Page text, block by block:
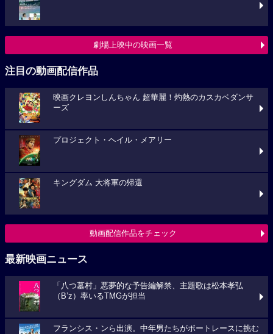
劇場上映中の映画一覧
注目の動画配信作品
映画クレヨンしんちゃん 超華麗！灼熱のカスカベダンサ
ーズ
プロジェクト・ヘイル・メアリー
キングダム 大将軍の帰還
動画配信作品をチェック
最新映画ニュース
「八つ墓村」悪夢的な予告編解禁、主題歌は松本孝弘
（B’z）率いるTMGが担当
フランシス・ンら出演。中年男たちがボートレースに挑む